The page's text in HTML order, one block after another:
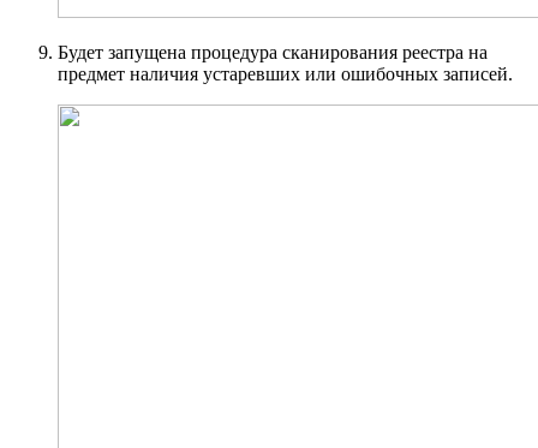
Будет запущена процедура сканирования реестра на
предмет наличия устаревших или ошибочных записей.